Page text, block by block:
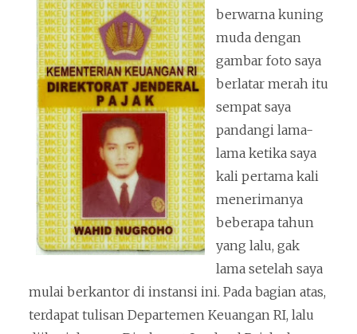
berwarna kuning
muda dengan
gambar foto saya
berlatar merah itu
sempat saya
pandangi lama-
lama ketika saya
kali pertama kali
menerimanya
beberapa tahun
yang lalu, gak
lama setelah saya
mulai berkantor di instansi ini. Pada bagian atas,
terdapat tulisan Departemen Keuangan RI, lalu